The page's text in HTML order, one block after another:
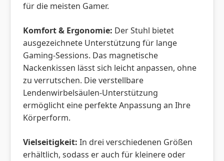
für die meisten Gamer.
Komfort & Ergonomie: Der Stuhl bietet
ausgezeichnete Unterstützung für lange
Gaming-Sessions. Das magnetische
Nackenkissen lässt sich leicht anpassen, ohne
zu verrutschen. Die verstellbare
Lendenwirbelsäulen-Unterstützung
ermöglicht eine perfekte Anpassung an Ihre
Körperform.
Vielseitigkeit: In drei verschiedenen Größen
erhältlich, sodass er auch für kleinere oder